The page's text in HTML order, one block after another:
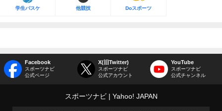
学生バスケ 他競技 Doスポーツ
Facebook
スポーツナビ
公式ページ
X(旧Twitter)
スポーツナビ
公式アカウント
YouTube
スポーツナビ
公式チャンネル
スポーツナビ Yahoo! JAPAN